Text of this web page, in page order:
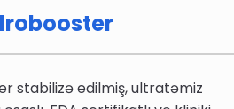
stabilizə edilmiş, ultratəmiz